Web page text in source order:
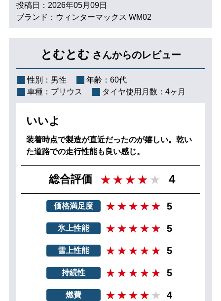
投稿日：2026年05月09日
ブランド：ウィンターマックス WM02
とむとむ さんからのレビュー
性別： 男性 年齢： 60代
車種： プリウス タイヤ使用月数： 4ヶ月
いいよ
装着時点で製造が直近だったのが嬉しい。乾い
た道路での走行性能も良い感じ。
総合評価 4
価格満足度 5
氷上性能 5
雪上性能 5
持続性 5
燃費 4